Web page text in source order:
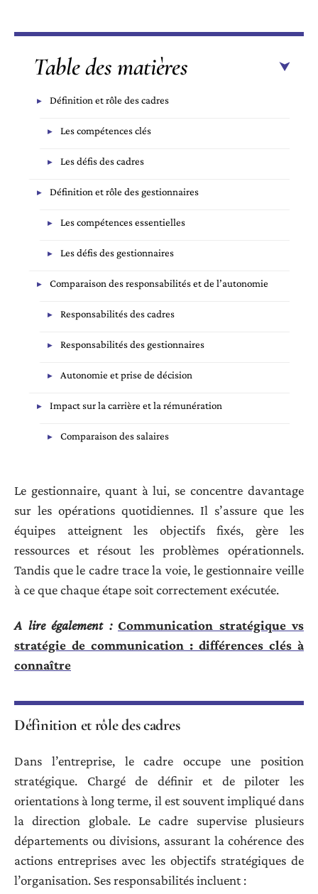
Table des matières
Définition et rôle des cadres
Les compétences clés
Les défis des cadres
Définition et rôle des gestionnaires
Les compétences essentielles
Les défis des gestionnaires
Comparaison des responsabilités et de l’autonomie
Responsabilités des cadres
Responsabilités des gestionnaires
Autonomie et prise de décision
Impact sur la carrière et la rémunération
Comparaison des salaires
Le gestionnaire, quant à lui, se concentre davantage
sur les opérations quotidiennes. Il s’assure que les
équipes atteignent les objectifs fixés, gère les
ressources et résout les problèmes opérationnels.
Tandis que le cadre trace la voie, le gestionnaire veille
à ce que chaque étape soit correctement exécutée.
A lire également : Communication stratégique vs
stratégie de communication : différences clés à
connaître
Définition et rôle des cadres
Dans l’entreprise, le cadre occupe une position
stratégique. Chargé de définir et de piloter les
orientations à long terme, il est souvent impliqué dans
la direction globale. Le cadre supervise plusieurs
départements ou divisions, assurant la cohérence des
actions entreprises avec les objectifs stratégiques de
l’organisation. Ses responsabilités incluent :